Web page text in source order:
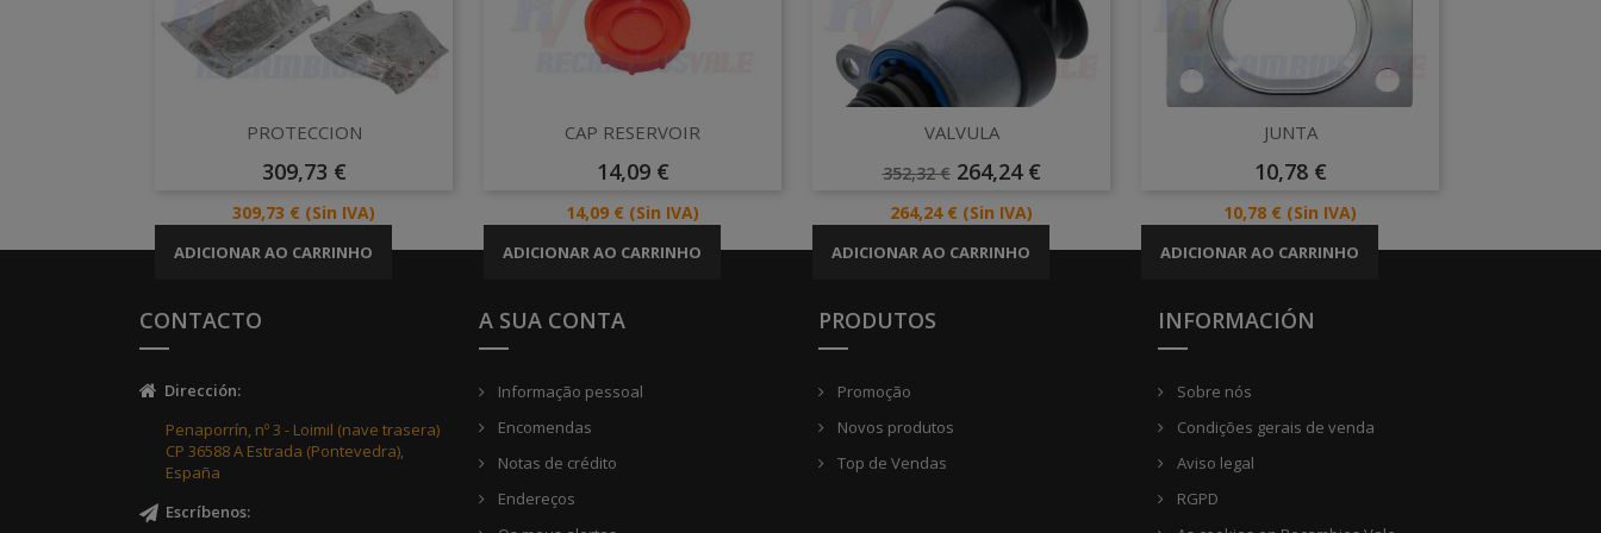
Vista rápida
PROTECCION
Preço
309,73 €
Preço
309,73 € (Sin IVA)
ADICIONAR AO CARRINHO
Vista rápida
CAP RESERVOIR
Preço
14,09 €
Preço
14,09 € (Sin IVA)
ADICIONAR AO CARRINHO
Vista rápida
VALVULA
Preço
352,32 € Preço
264,24 €
Preço
264,24 € (Sin IVA)
ADICIONAR AO CARRINHO
Vista rápida
JUNTA
Preço
10,78 €
Preço
10,78 € (Sin IVA)
ADICIONAR AO CARRINHO
CONTACTO
Dirección:
Penaporrín, nº 3 - Loimil (nave trasera)
CP 36588 A Estrada (Pontevedra),
España
Escríbenos:
A SUA CONTA
Informação pessoal
Encomendas
Notas de crédito
Endereços
PRODUTOS
Promoção
Novos produtos
Top de Vendas
INFORMACIÓN
Sobre nós
Condições gerais de venda
Aviso legal
RGPD